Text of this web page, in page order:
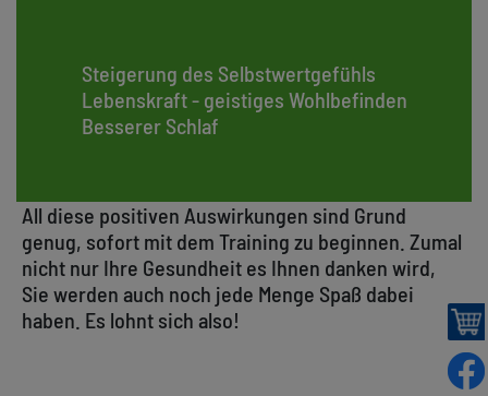
Steigerung des Selbstwertgefühls
Lebenskraft - geistiges Wohlbefinden
Besserer Schlaf
All diese positiven Auswirkungen sind Grund
genug, sofort mit dem Training zu beginnen. Zumal
nicht nur Ihre Gesundheit es Ihnen danken wird,
Sie werden auch noch jede Menge Spaß dabei
haben. Es lohnt sich also!